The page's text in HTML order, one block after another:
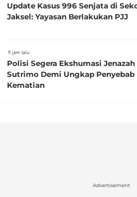
Update Kasus 996 Senjata di
Jaksel: Yayasan Berlakukan PJJ
9 jam lalu
Polisi Segera Ekshumasi Jenazah
Sutrimo Demi Ungkap Penyebab
Kematian
Advertisement